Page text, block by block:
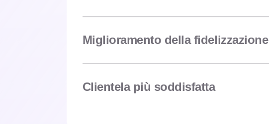
Miglioramento della fidelizzazione
Clientela più soddisfatta